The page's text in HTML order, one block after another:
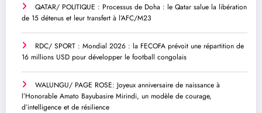
QATAR/ POLITIQUE : Processus de Doha : le Qatar salue la libération
de 15 détenus et leur transfert à l’AFC/M23
RDC/ SPORT : Mondial 2026 : la FECOFA prévoit une répartition de
16 millions USD pour développer le football congolais
WALUNGU/ PAGE ROSE: Joyeux anniversaire de naissance à
l’Honorable Amato Bayubasire Mirindi, un modèle de courage,
d’intelligence et de résilience